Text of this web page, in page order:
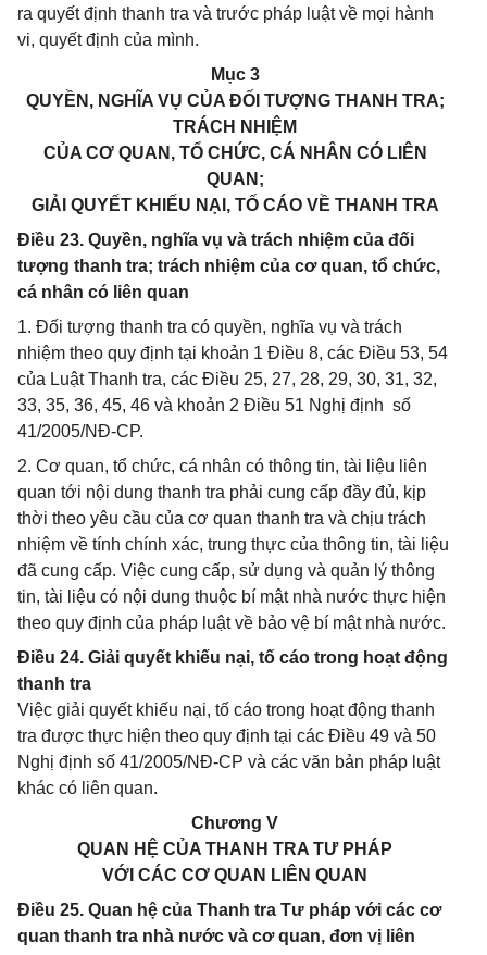
ra quyết định thanh tra và trước pháp luật về mọi hành
vi, quyết định của mình.
Mục 3
QUYỀN, NGHĨA VỤ CỦA ĐỐI TƯỢNG THANH TRA;
TRÁCH NHIỆM
CỦA CƠ QUAN, TỔ CHỨC, CÁ NHÂN CÓ LIÊN
QUAN;
GIẢI QUYẾT KHIẾU NẠI, TỐ CÁO VỀ THANH TRA
Điều 23. Quyền, nghĩa vụ và trách nhiệm của đối
tượng thanh tra; trách nhiệm của cơ quan, tổ chức,
cá nhân có liên quan
1. Đối tượng thanh tra có quyền, nghĩa vụ và trách
nhiệm theo quy định tại khoản 1 Điều 8, các Điều 53, 54
của Luật Thanh tra, các Điều 25, 27, 28, 29, 30, 31, 32,
33, 35, 36, 45, 46 và khoản 2 Điều 51 Nghị định số
41/2005/NĐ-CP.
2. Cơ quan, tổ chức, cá nhân có thông tin, tài liệu liên
quan tới nội dung thanh tra phải cung cấp đầy đủ, kịp
thời theo yêu cầu của cơ quan thanh tra và chịu trách
nhiệm về tính chính xác, trung thực của thông tin, tài liệu
đã cung cấp. Việc cung cấp, sử dụng và quản lý thông
tin, tài liệu có nội dung thuộc bí mật nhà nước thực hiện
theo quy định của pháp luật về bảo vệ bí mật nhà nước.
Điều 24. Giải quyết khiếu nại, tố cáo trong hoạt động
thanh tra
Việc giải quyết khiếu nại, tố cáo trong hoạt động thanh
tra được thực hiện theo quy định tại các Điều 49 và 50
Nghị định số 41/2005/NĐ-CP và các văn bản pháp luật
khác có liên quan.
Chương V
QUAN HỆ CỦA THANH TRA TƯ PHÁP
VỚI CÁC CƠ QUAN LIÊN QUAN
Điều 25. Quan hệ của Thanh tra Tư pháp với các cơ
quan thanh tra nhà nước và cơ quan, đơn vị liên